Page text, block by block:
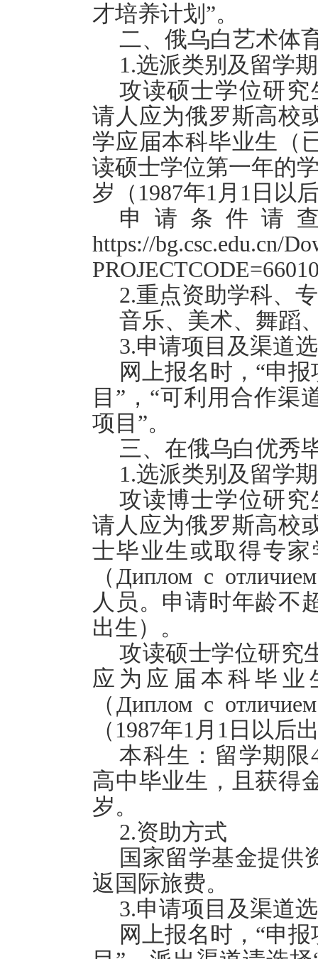
才培养计划”。
二、俄乌白艺术体
1.选派类别及留学
攻读硕士学位研究
请人应为俄罗斯高校
学应届本科毕业生（
读硕士学位第一年的
岁（1987年1月1日以
申请条件请
https://bg.csc.edu.cn/
2.重点资助学科、
音乐、美术、舞蹈
3.申请项目及渠道
网上报名时，“申
目”，“可利用合作渠
项目”。
三、在俄乌白优秀
1.选派类别及留学
攻读博士学位研究
请人应为俄罗斯高校
士毕业生或取得专
（ Диплом с отличием
人员。申请时年龄不
出生）。
攻读硕士学位研究
应为应届本科毕
（ Диплом с отличием
（1987年1月1日以后
本科生：留学期限
高中毕业生，且获得
岁。
2.资助方式
国家留学基金提供
返国际旅费。
3.申请项目及渠道
网上报名时，“申